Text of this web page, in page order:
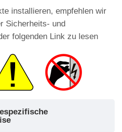
installieren, empfehlen wir
Sicherheits- und
folgenden Link zu lesen